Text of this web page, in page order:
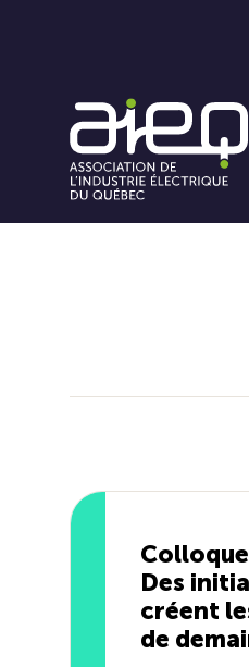
Colloque
Des
créent
de